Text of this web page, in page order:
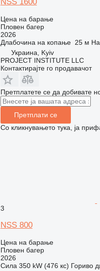
Цена на барање
Пловен багер
2026
Длабочина на копање 25 м
Украина, Kyiv
PROJECT INSTITUTE LLC
Контактирајте го продавачот
Претплатете се да добивате
Претплати се
Со кликнувањето тука, ја
3
NSS 800
Цена на барање
Пловен багер
2026
Сила 350 kW (476 кс) Гориво